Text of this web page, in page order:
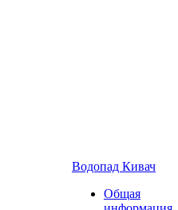
Водопад Кивач
Общая